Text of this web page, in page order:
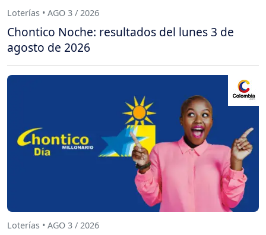
Loterías • AGO 3 / 2026
Chontico Noche: resultados del lunes 3 de
agosto de 2026
Loterías • AGO 3 / 2026